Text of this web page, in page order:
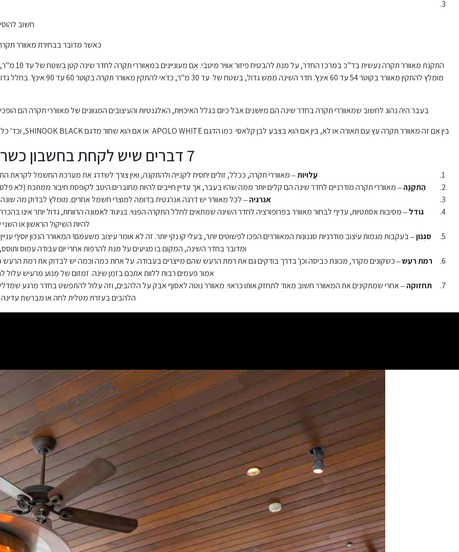
חשוב
כאשר מדובר בבחירת מאוורר תקרה
מומלץ להתקין מאוורר בקוטר 54
בעבר היה נהוג לחשוב שמאווררי תקרה בחדר שינה הם מיושנים אבל כיום בגלל האיכויות, האלגנטיות והעיצובים המגוונים של מאווררי תקרה הם
בין אם זה מאוורר תקרה עץ עם תאורה או לא, בין אם הוא בצבע לבן קלאסי כמו הדגם APOLO WHITE או אם הוא שחור מדגם SHINOOK BLACK, וכד' כל אחד מהדגמים המגוונים יכולים להוסיף למראה האסתטי של חדר השינה שלכם.
7 דברים שיש לקחת בחשבון כשרוצים לרכוש מאוורר תקרה לחדר השינה
עֲלוּיות– מאווררי תקרה, ככלל, זולים יחסית לקנייה ולהתקנה, ואין צורך לשדרג את מערכת החשמל
הַתקָנָה– מאווררי תקרה מודרניים לחדר שינה הם קלים יותר ממה שהיו בעבר, אך עדיין חייבים להיות מחוברים היטב לקופסת חיבור ממתכת (לא
אנרגיה– לכל מאוורר יש דרגה אנרגטית בדומה למוצרי חשמל אחרים. מומלץ לבדוק מה שונה
גודל– מסיבות אסתטיות, עדיף לבחור מאוורר בפרופורציה לחדר השינה שמתאים לחלל התקרה הפנוי. בניגוד לאמונה הרווחת, גדול יותר אינו
להיות השיקול הראשון או
סִגְנוֹן– בעקבות מגמות עיצוב מודרניות סגנונות המאווררים הפכו לפשוטים יותר, בעלי קו נקי יותר. זה לא אומר עיצוב משעמם! המאוורר הנכון יוסיף
ומדובר בחדר השינה, המקום בו מגיעים על מנת להרפות אחרי יום עבודה עמוס
רמת רעש– כשקונים מקרר, מכונת כביסה וכן' בדרך בודקים גם את רמת הרעש שהם מייצרים בעבודה. על אחת כמה וכמה יש לבדוק את רמת הרעש
אמור פעמים רבות ללוות אתכם בזמן שינה. זמזום של מנוע מרעיש עלול
תחזוקה– אחרי שמתקינים את המאוורר חשוב מאוד לתחזק אותו כראוי. מאוורר נוטה לאסוף אבק על הלהבים, וזה עלול להתפשט בחדר מרגע
הלהבים בעזרת מטלית לחה או מברשת עדינה